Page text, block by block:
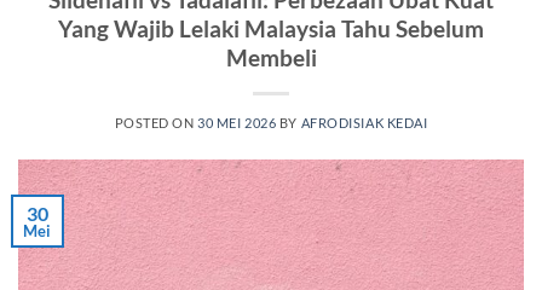
Yang Wajib Lelaki Malaysia Tahu Sebelum
Membeli
POSTED ON30 MEI 2026 BY AFRODISIAK KEDAI
30
Mei